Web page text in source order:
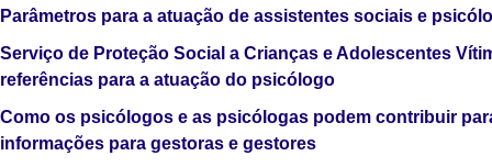
Parâmetros para a atuação de assistentes sociais e
Serviço de Proteção Social a Crianças e Adolescentes
referências para a atuação do psicólogo
Como os psicólogos e as psicólogas podem contribuir
informações para gestoras e gestores